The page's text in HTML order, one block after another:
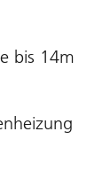
bis 14m